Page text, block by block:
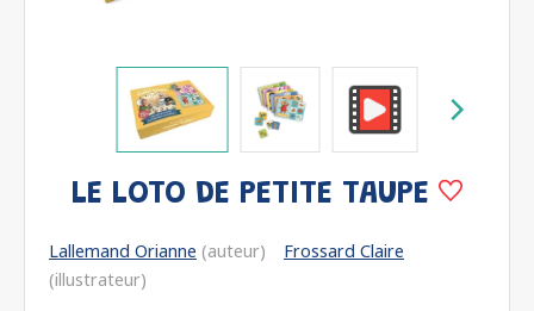
LE LOTO DE PETITE TAUPE
Lallemand Orianne (auteur)
Frossard Claire
(illustrateur)